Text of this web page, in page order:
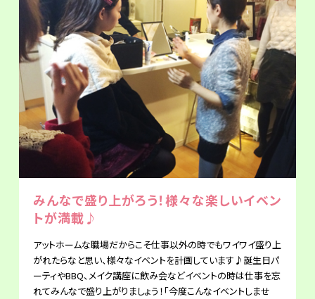
みんなで盛り上がろう！様々な楽しいイベン
トが満載♪
アットホームな職場だからこそ仕事以外の時でもワイワイ盛り上
がれたらなと思い、様々なイベントを計画しています♪誕生日パ
ーティやBBQ、メイク講座に飲み会などイベントの時は仕事を忘
れてみんなで盛り上がりましょう！「今度こんなイベントしませ